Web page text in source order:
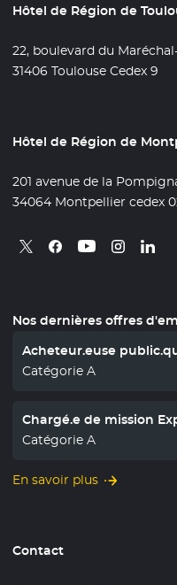
Hôtel de Région de
22, boulevard du
31406 Toulouse Cedex 9
Hôtel de Région de
201 avenue de la
34064 Montpellier cedex
Retrouvez nous sur X
- Nouvelle fenêtre
Retrouvez nous sur
- Nouvelle fenêtre
Retrouvez nous
- Nouvelle
Retrouvez
- -
Nos dernières offres
Acheteur.euse
Catégorie A
Chargé.e de mission
Catégorie A
En savoir plus
Contact